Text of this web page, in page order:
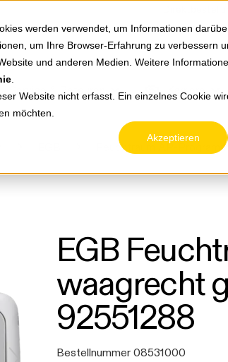
werden verwendet, um Informationen
um Ihre Browser-Erfahrung zu verbessern
und anderen Medien. Weitere
Website nicht erfasst. Ein einzelnes Cookie
möchten.
Akzeptieren
Service & Retouren Karriere
Feuchtraum AP-
EGB
waagrecht
92551288
Bestellnummer 08531000